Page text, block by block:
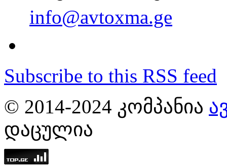
info@avtoxma.ge
Subscribe to this RSS feed
© 2014-2024 ᲙᲝᲛᲞᲐᲜᲘᲐ
ᲓᲐᲪᲣᲚᲘᲐ